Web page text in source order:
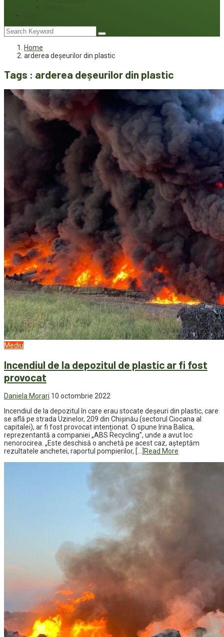
Home
arderea deșeurilor din plastic
Tags : arderea deșeurilor din plastic
Mediu
Incendiul de la depozitul de plastic ar fi fost
provocat
Daniela Morari 10 octombrie 2022
Incendiul de la depozitul în care erau stocate deșeuri din plastic, care
se află pe strada Uzinelor, 209 din Chișinău (sectorul Ciocana al
capitalei), ar fi fost provocat intenționat. O spune Irina Balica,
reprezentantă a companiei „ABS Recycling”, unde a avut loc
nenorocirea. „Este deschisă o anchetă pe acest caz, așteptăm
rezultatele anchetei, raportul pompierilor, […] Read More